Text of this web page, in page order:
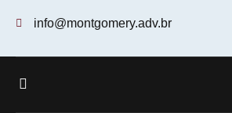
info@montgomery.adv.br